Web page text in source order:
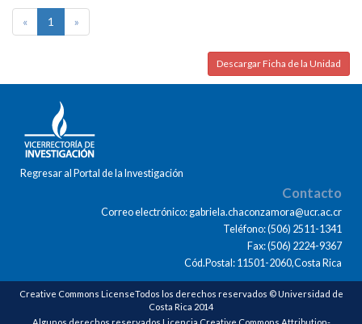
« 1 »
Descargar Ficha de la Unidad
Regresar al Portal de la Investigación
Contacto
Correo electrónico: gabriela.chaconzamora@ucr.ac.cr
Teléfono: (506) 2511-1341
Fax: (506) 2224-9367
Cód.Postal: 11501-2060,Costa Rica
Creative Commons LicenseTodos los derechos reservados © Universidad de
Costa Rica 2014